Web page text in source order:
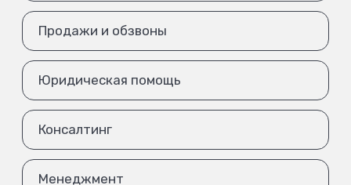
Продажи и обзвоны
Юридическая помощь
Консалтинг
Менеджмент